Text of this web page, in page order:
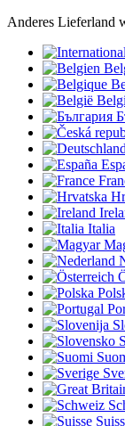
Anderes Lieferland
Italia